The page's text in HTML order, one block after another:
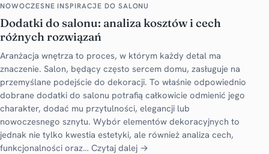
NOWOCZESNE INSPIRACJE DO SALONU
Dodatki do salonu: analiza kosztów i cech
różnych rozwiązań
Aranżacja wnętrza to proces, w którym każdy detal ma
znaczenie. Salon, będący często sercem domu, zasługuje na
przemyślane podejście do dekoracji. To właśnie odpowiednio
dobrane dodatki do salonu potrafią całkowicie odmienić jego
charakter, dodać mu przytulności, elegancji lub
nowoczesnego sznytu. Wybór elementów dekoracyjnych to
jednak nie tylko kwestia estetyki, ale również analiza cech,
funkcjonalności oraz… Czytaj dalej →